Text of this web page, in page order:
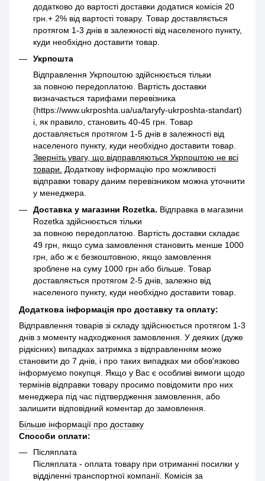
додатково до вартості доставки додатися комісія 20
грн.+ 2% від вартості товару. Товар доставляється
протягом 1-3 днів в залежності від населеного пункту,
куди необхідно доставити товар.
Укрпошта
Відправлення Укрпоштою здійснюється тільки
за повною передоплатою. Вартість доставки
визначається тарифами перевізника
(https://www.ukrposhta.ua/ua/taryfy-ukrposhta-standart)
і, як правило, становить 40-45 грн. Товар
доставляється протягом 1-5 днів в залежності від
населеного пункту, куди необхідно доставити товар.
Зверніть увагу, що відправляються Укрпоштою не всі
товари.
Додаткову інформацію про можливості
відправки товару даним перевізником можна уточнити
у менеджера.
Доставка у магазини Rozetka. Відправка в магазини
Rozetka здійснюється тільки
за повною передоплатою. Вартість доставки складає
49 грн, якщо сума замовлення становить менше 1000
грн, або ж є безкоштовною, якщо замовлення
зроблене на суму 1000 грн або більше. Товар
доставляється протягом 2-5 днів, залежно від
населеного пункту, куди необхідно доставити товар.
Додаткова інформація про доставку та оплату:
Відправлення товарів зі складу здійснюється протягом 1-3
днів з моменту надходження замовлення. У деяких (дуже
рідкісних) випадках затримка з відправленням може
становити до 7 днів, і про таких випадках ми обов'язково
інформуємо покупця. Якщо у Вас є особливі вимоги щодо
термінів відправки товару просимо повідомити про них
менеджера під час підтвердження замовлення, або
залишити відповідний коментар до замовлення.
Більше інформації про доставку
Способи оплати:
Післяплата
Післяплата - оплата товару при отриманні посилки у
відділенні транспортної компанії. Комісія за